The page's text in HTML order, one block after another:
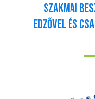
szakmai
edzővel és